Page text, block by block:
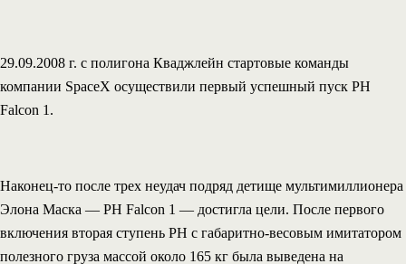
29.09.2008 г. с полигона Кваджлейн стартовые команды
компании SpaceX осуществили первый успешный пуск РН
Falcon 1.
Наконец-то после трех неудач подряд детище мультимиллионера
Элона Маска — РН Falcon 1 — достигла цели. После первого
включения вторая ступень РН с габаритно-весовым имитатором
полезного груза массой около 165 кг была выведена на